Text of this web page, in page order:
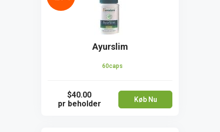
Ayurslim
60caps
$40.00
pr beholder
Køb Nu